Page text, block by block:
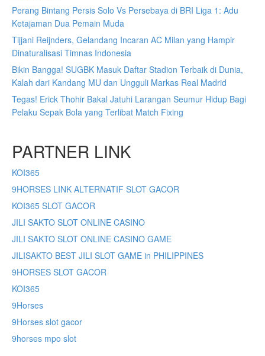
Perang Bintang Persis Solo Vs Persebaya di BRI Liga 1: Adu
Ketajaman Dua Pemain Muda
Tijjani Reijnders, Gelandang Incaran AC Milan yang Hampir
Dinaturalisasi Timnas Indonesia
Bikin Bangga! SUGBK Masuk Daftar Stadion Terbaik di Dunia,
Kalah dari Kandang MU dan Ungguli Markas Real Madrid
Tegas! Erick Thohir Bakal Jatuhi Larangan Seumur Hidup Bagi
Pelaku Sepak Bola yang Terlibat Match Fixing
PARTNER LINK
KOI365
9HORSES LINK ALTERNATIF SLOT GACOR
KOI365 SLOT GACOR
JILI SAKTO SLOT ONLINE CASINO
JILI SAKTO SLOT ONLINE CASINO GAME
JILISAKTO BEST JILI SLOT GAME in PHILIPPINES
9HORSES SLOT GACOR
KOI365
9Horses
9Horses slot gacor
9horses mpo slot